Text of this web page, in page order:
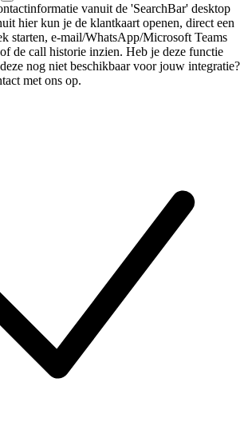
vanuit de 'SearchBar' desktop
hier kun je de klantkaart openen, direct een
starten, e-mail/WhatsApp/Microsoft Teams
de call historie inzien. Heb je deze functie
nog niet beschikbaar voor jouw integratie?
met ons op.